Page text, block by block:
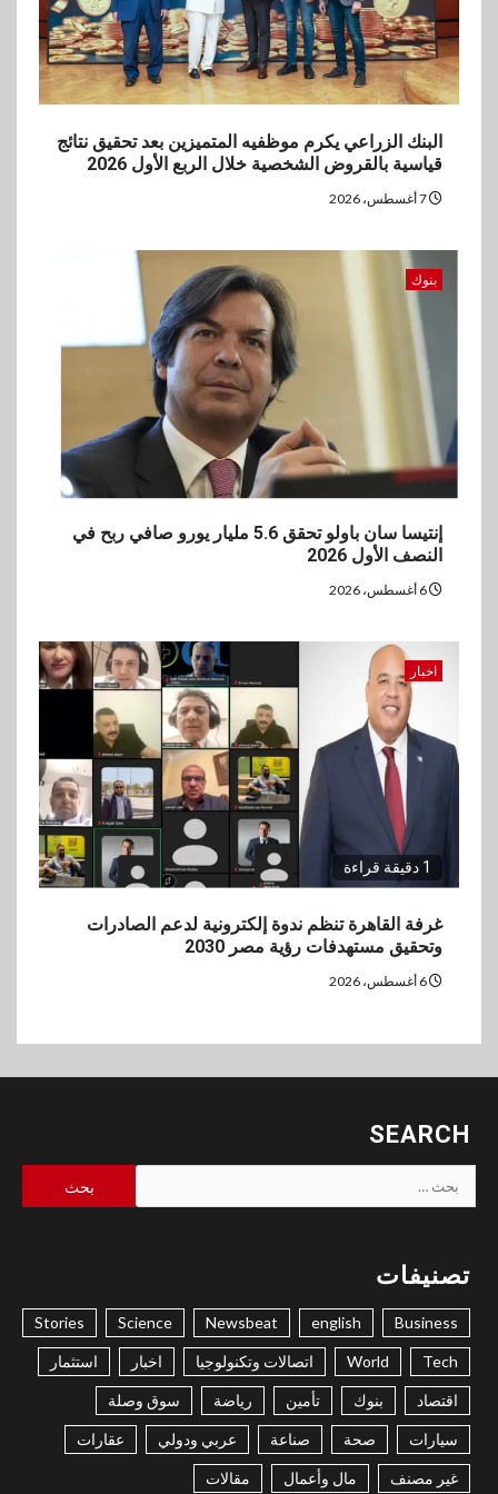
البنك الزراعي يكرم موظفيه المتميزين بعد تحقيق نتائج
قياسية بالقروض الشخصية خلال الربع الأول 2026
بنوك
إنتيسا سان باولو تحقق 5.6 مليار يورو صافي ربح في
النصف الأول 2026
اخبار
1 دقيقة قراءة
غرفة القاهرة تنظم ندوة إلكترونية لدعم الصادرات
وتحقيق مستهدفات رؤية مصر 2030
SEARCH
البحث
عن:
تصنيفات
Business
english
Newsbeat
Science
Stories
Tech
World اتصالات وتكنولوجيا اخبار استثمار
اقتصاد بنوك تأمين رياضة سوق وصلة
سيارات صحة صناعة عربي ودولي عقارات
غير مصنف مال وأعمال مقالات